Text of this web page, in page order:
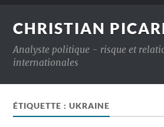
CHRISTIAN
Analyste politique - risque et
internationales
ÉTIQUETTE :UKRAINE